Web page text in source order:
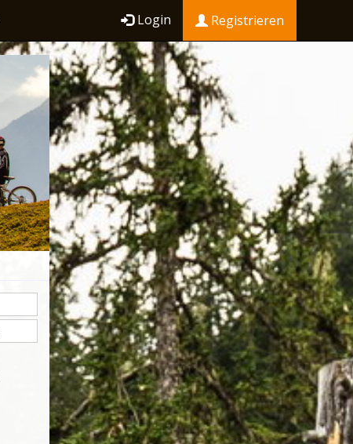
Login Registrieren